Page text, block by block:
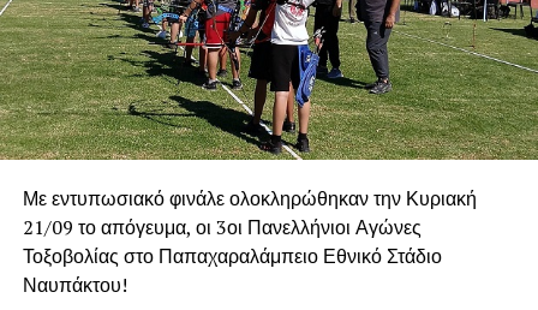
Με εντυπωσιακό φινάλε ολοκληρώθηκαν την Κυριακή
21/09 το απόγευμα, οι 3οι Πανελλήνιοι Αγώνες
Τοξοβολίας στο Παπαχαραλάμπειο Εθνικό Στάδιο
Ναυπάκτου!